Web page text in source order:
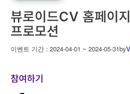
뷰로이드CV 홈페이
프로모션
이벤트 기간 : 2024-04-01 ~ 2024-05-31by
참여하기